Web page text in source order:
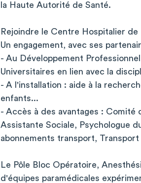
la Haute Autorité de Santé.
Rejoindre le Centre Hospitalier
Un engagement, avec ses
- Au Développement
Universitaires en lien avec la
- A l'installation : aide à la
enfants...
- Accès à des avantages : Comité
Assistante Sociale, Psychologue
abonnements transport, Transport
Le Pôle Bloc Opératoire,
d'équipes paramédicales